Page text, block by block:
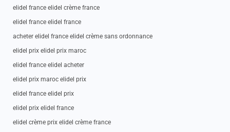
elidel france elidel crème france
elidel france elidel france
acheter elidel france elidel crème sans ordonnance
elidel prix elidel prix maroc
elidel france elidel acheter
elidel prix maroc elidel prix
elidel france elidel prix
elidel prix elidel france
elidel crème prix elidel crème france